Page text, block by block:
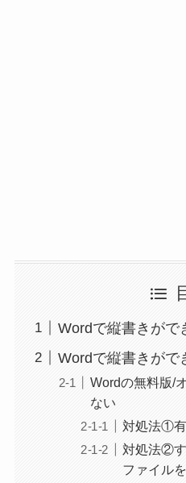
Wordで縦書きがで
Wordで縦書きがで
Wordの無料版/
ない
対処法①
対処法②
ファイル